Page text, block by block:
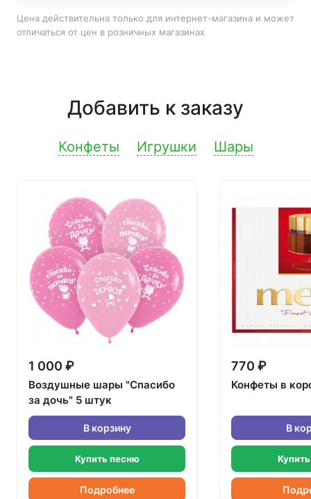
Цена действительна только для интернет-магазина и может
отличаться от цен в розничных магазинах
Добавить к заказу
Конфеты Игрушки Шары
1 000 ₽
Воздушные шары "Спасибо
за дочь" 5 штук
В корзину
Купить песню
Подробнее
770 ₽
Конфеты в
В